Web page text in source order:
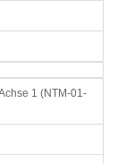
1 (NTM-01-